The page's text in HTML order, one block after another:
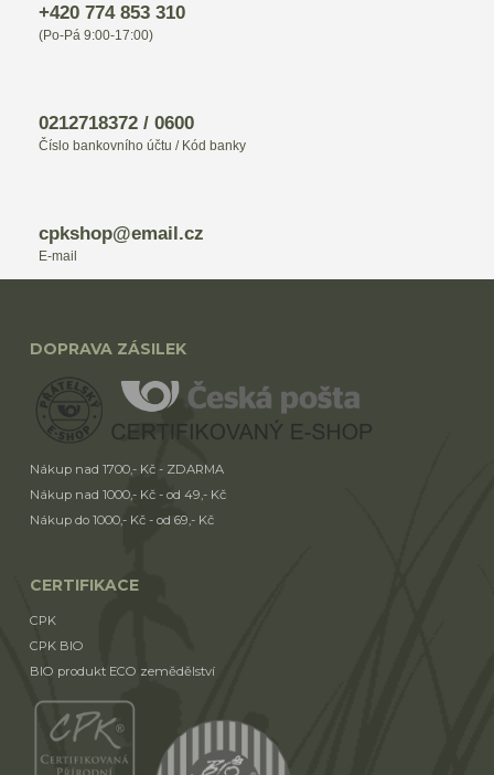
+420 774 853 310
(Po-Pá 9:00-17:00)
0212718372 / 0600
Číslo bankovního účtu / Kód banky
cpkshop@email.cz
E-mail
DOPRAVA ZÁSILEK
Nákup nad 1700,- Kč - ZDARMA
Nákup nad 1000,- Kč - od 49,- Kč
Nákup do 1000,- Kč - od 69,- Kč
CERTIFIKACE
CPK
CPK BIO
BIO produkt ECO zemědělství